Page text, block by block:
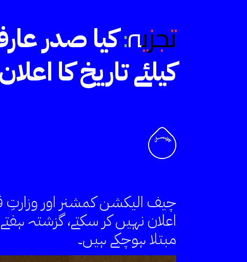
تجزیہ:کیا صدر
کیلئے تاریخ کا
چیف الیکشن کمشنر اور وزارتِ
اعلان نہیں کر سکتے، گزشتہ
مبتلا ہوچکے ہیں۔